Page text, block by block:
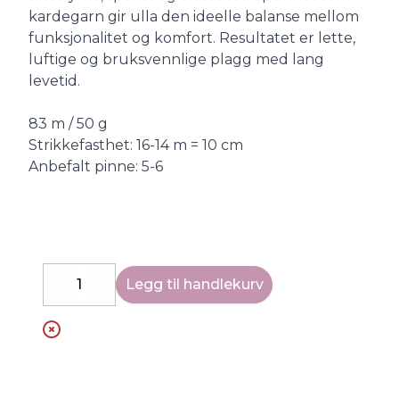
kardegarn gir ulla den ideelle balanse mellom
funksjonalitet og komfort. Resultatet er lette,
luftige og bruksvennlige plagg med lang
levetid.
83 m / 50 g
Strikkefasthet: 16-14 m = 10 cm
Anbefalt pinne: 5-6
DecreaseIncrease
Legg til handlekurv